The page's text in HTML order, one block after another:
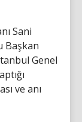
Sani
Başkan
Genel
ve anı